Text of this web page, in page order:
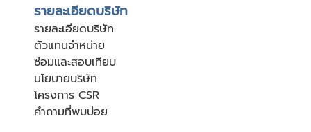
รายละเอียดบริษัท
รายละเอียดบริษัท
ตัวแทนจำหน่าย
ซ่อมและสอบเทียบ
นโยบายบริษัท
โครงการ CSR
คำถามที่พบบ่อย